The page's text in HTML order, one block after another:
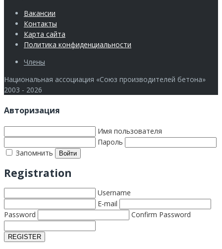
Вакансии
Контакты
Карта сайта
Политика конфиденциальности
Члены
Национальная ассоциация «Союз производителей бетона»
2003 - 2026
Авторизация
Имя пользователя
Пароль
Запомнить
Registration
Username
E-mail
Password
Confirm Password